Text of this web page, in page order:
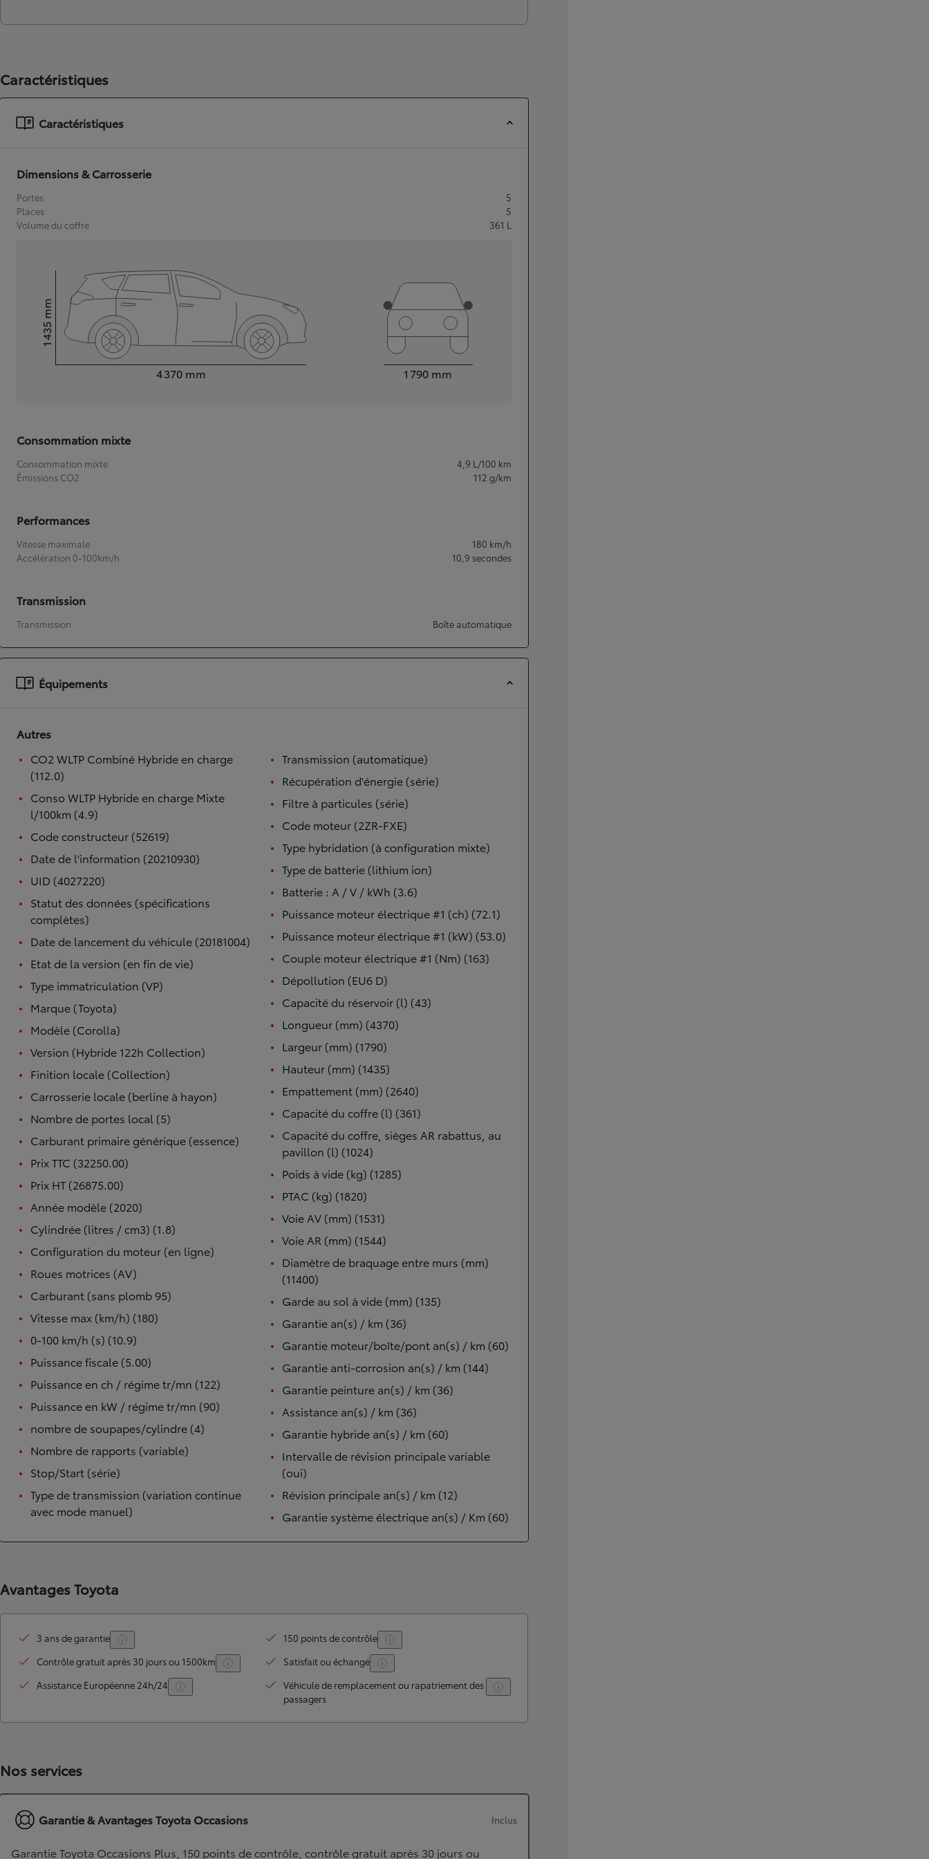
Nouvelle Yaris Cross
Disponible prochainement
Caractéristiques
Caractéristiques
Dimensions & Carrosserie
Portes
5
Places
5
Volume du coffre
361 L
4 370 mm
Hauteur1 435
mm
1 790 mm
Consommation mixte
Consommation mixte 4,9 L/100 km
Émissions CO2
112 g/km
Performances
Vitesse maximale 180 km/h
Accélération 0-100km/h
10,9 secondes
Transmission
Transmission Boîte automatique
Équipements
Autres
CO2 WLTP Combiné Hybride en charge
(112.0)
Conso WLTP Hybride en charge Mixte
l/100km (4.9)
Code constructeur (52619)
Date de l'information (20210930)
UID (4027220)
Statut des données (spécifications
complètes)
Date de lancement du véhicule (20181004)
Etat de la version (en fin de vie)
Type immatriculation (VP)
Marque (Toyota)
Modèle (Corolla)
Version (Hybride 122h Collection)
Finition locale (Collection)
Carrosserie locale (berline à hayon)
Nombre de portes local (5)
Carburant primaire générique (essence)
Prix TTC (32250.00)
Prix HT (26875.00)
Année modèle (2020)
Cylindrée (litres / cm3) (1.8)
Configuration du moteur (en ligne)
Roues motrices (AV)
Carburant (sans plomb 95)
Vitesse max (km/h) (180)
0-100 km/h (s) (10.9)
Puissance fiscale (5.00)
Puissance en ch / régime tr/mn (122)
Puissance en kW / régime tr/mn (90)
nombre de soupapes/cylindre (4)
Nombre de rapports (variable)
Stop/Start (série)
Type de transmission (variation continue
avec mode manuel)
Transmission (automatique)
Récupération d'énergie (série)
Filtre à particules (série)
Code moteur (2ZR-FXE)
Type hybridation (à configuration mixte)
Type de batterie (lithium ion)
Batterie : A / V / kWh (3.6)
Puissance moteur électrique #1 (ch) (72.1)
Puissance moteur électrique #1 (kW) (53.0)
Couple moteur électrique #1 (Nm) (163)
Dépollution (EU6 D)
Capacité du réservoir (l) (43)
Longueur (mm) (4370)
Largeur (mm) (1790)
Hauteur (mm) (1435)
Empattement (mm) (2640)
Capacité du coffre (l) (361)
Capacité du coffre, sièges AR rabattus, au
pavillon (l) (1024)
Poids à vide (kg) (1285)
PTAC (kg) (1820)
Voie AV (mm) (1531)
Voie AR (mm) (1544)
Diamètre de braquage entre murs (mm)
(11400)
Garde au sol à vide (mm) (135)
Garantie an(s) / km (36)
Garantie moteur/boîte/pont an(s) / km (60)
Garantie anti-corrosion an(s) / km (144)
Garantie peinture an(s) / km (36)
Assistance an(s) / km (36)
Garantie hybride an(s) / km (60)
Intervalle de révision principale variable
(oui)
Révision principale an(s) / km (12)
Garantie système électrique an(s) / Km (60)
Avantages Toyota
3 ans de garantie
150 points de contrôle
Contrôle gratuit après 30 jours ou 1500km
Satisfait ou échangé
Assistance Européenne 24h/24
Véhicule de remplacement ou rapatriement des
passagers
Nos services
Garantie & Avantages Toyota Occasions Inclus
Garantie Toyota Occasions Plus, 150 points de contrôle, contrôle gratuit après 30 jours ou